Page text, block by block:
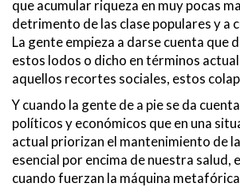
que acumular riqueza en muy pocas
detrimento de las clase populares y a
La gente empieza a darse cuenta que
estos lodos o dicho en términos
aquellos recortes sociales, estos
Y cuando la gente de a pie se da
políticos y económicos que en una
actual priorizan el mantenimiento de
esencial por encima de nuestra salud,
cuando fuerzan la máquina